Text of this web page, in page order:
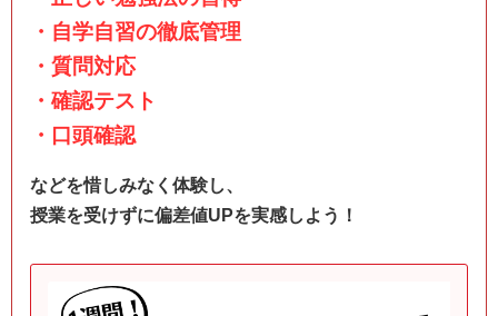
・自学自習の徹底管理
・質問対応
・確認テスト
・口頭確認
などを惜しみなく体験し、
授業を受けずに偏差値UPを実感しよう！